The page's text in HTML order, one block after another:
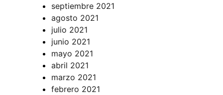
septiembre 2021
agosto 2021
julio 2021
junio 2021
mayo 2021
abril 2021
marzo 2021
febrero 2021